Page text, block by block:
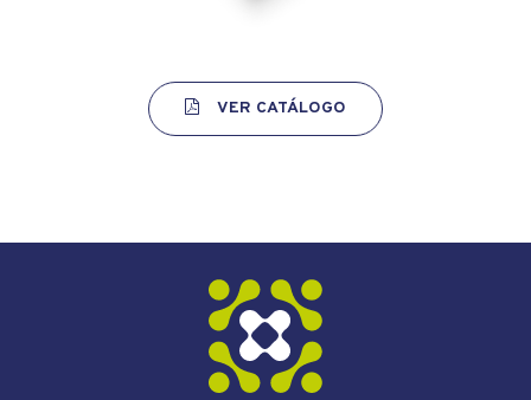
VER CATÁLOGO